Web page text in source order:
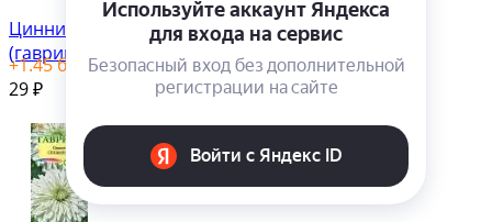
Цинния Сеньорита
(гавриш) 0,2гр
+1.45бонус(ов)
29 ₽